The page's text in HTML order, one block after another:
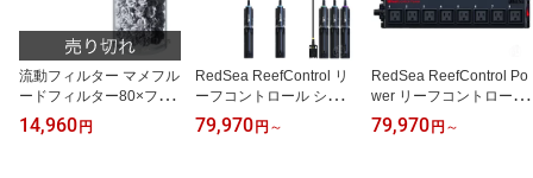
流動フィルター マメフル
ードフィルター80×フジ
ノスパイラルmini
14,960 円
RedSea ReefControl リ
ーフコントロール シリー
ズ
79,970 円 ～
RedSea ReefControl Po
wer リーフコントロール
パワー
79,970 円 ～